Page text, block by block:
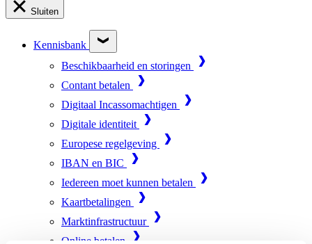
Sluiten
Kennisbank
Beschikbaarheid en storingen
Contant betalen
Digitaal Incassomachtigen
Digitale identiteit
Europese regelgeving
IBAN en BIC
Iedereen moet kunnen betalen
Kaartbetalingen
Marktinfrastructuur
Online betalen